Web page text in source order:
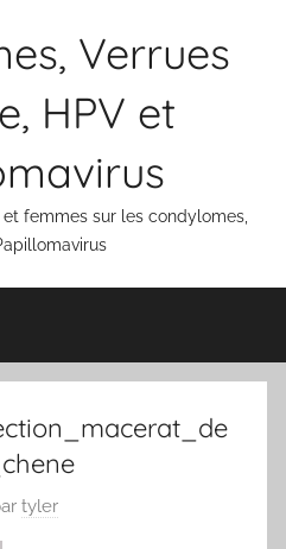
Verrues
HPV et
et femmes sur les condylomes,
tyler